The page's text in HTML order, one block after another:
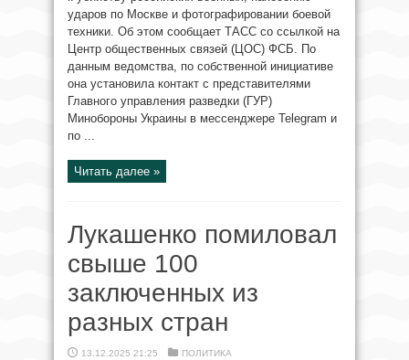
ударов по Москве и фотографировании боевой
техники. Об этом сообщает ТАСС со ссылкой на
Центр общественных связей (ЦОС) ФСБ. По
данным ведомства, по собственной инициативе
она установила контакт с представителями
Главного управления разведки (ГУР)
Минобороны Украины в мессенджере Telegram и
по ...
Читать далее »
Лукашенко помиловал
свыше 100
заключенных из
разных стран
13.12.2025 21:25 ПОЛИТИКА